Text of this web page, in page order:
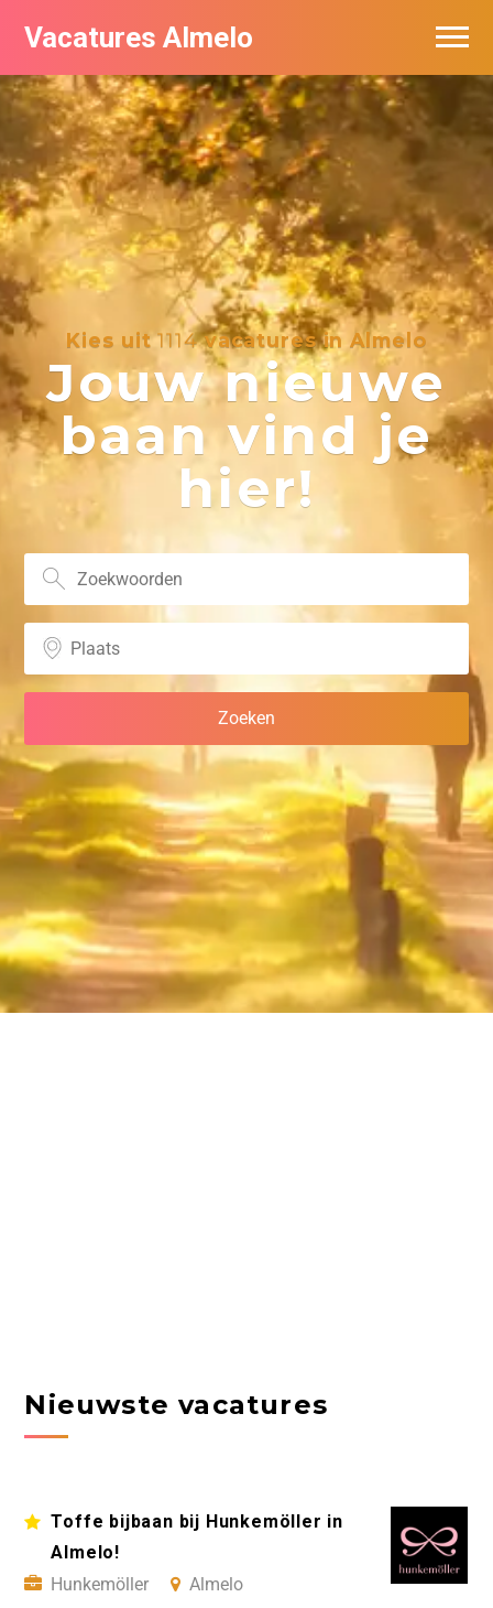
Vacatures Almelo
Kies uit1114vacatures in Almelo
Jouw nieuwe
baan vind je
hier!
Nieuwste vacatures
Toffe bijbaan bij Hunkemöller in
Almelo!
Hunkemöller
Almelo
Vacatures per bedrijf
De populairste vacatures in Almelo
Nieuwsbrief feed